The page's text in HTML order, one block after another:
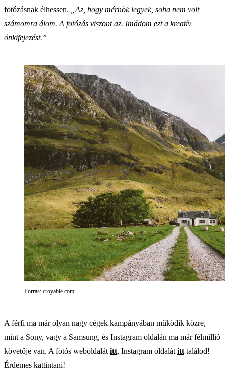
fotózásnak élhessen.
„Az, hogy mérnök legyek, soha nem volt
számomra álom. A fotózás viszont az. Imádom ezt a kreatív
önkifejezést.”
Forrás: croyable.com
A férfi ma már olyan nagy cégek kampányában működik közre,
mint a Sony, vagy a Samsung, és Instagram oldalán ma már félmillió
követője van. A fotós weboldalát itt, Instagram oldalát itt találod!
Érdemes kattintani!